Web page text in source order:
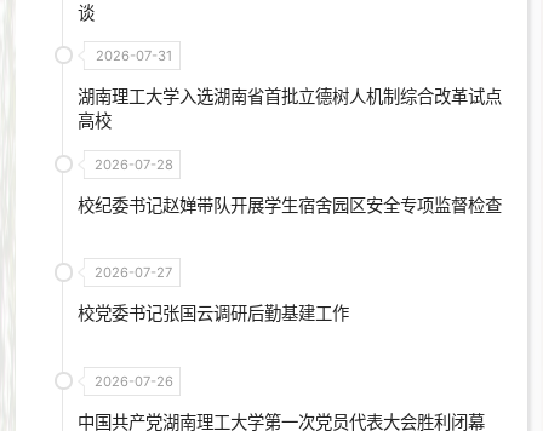
谈
2026-07-31
湖南理工大学入选湖南省首批立德树人机制综合改革试点
高校
2026-07-28
校纪委书记赵婵带队开展学生宿舍园区安全专项监督检查
2026-07-27
校党委书记张国云调研后勤基建工作
2026-07-26
中国共产党湖南理工大学第一次党员代表大会胜利闭幕